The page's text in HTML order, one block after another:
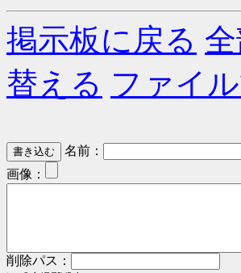
掲示板に戻る
替える ファイ
名前：
画像：
削除パス：